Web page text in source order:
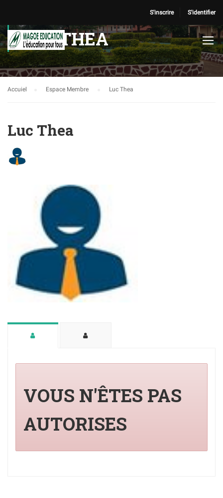
S'inscrire S'identifier
LUC THEA
Accuiel Espace Membre Luc Thea
Luc Thea
VOUS N'ÊTES PAS
AUTORISES